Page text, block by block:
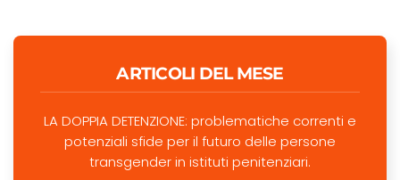
ARTICOLI DEL MESE
LA DOPPIA DETENZIONE: problematiche correnti e
potenziali sfide per il futuro delle persone
transgender in istituti penitenziari.